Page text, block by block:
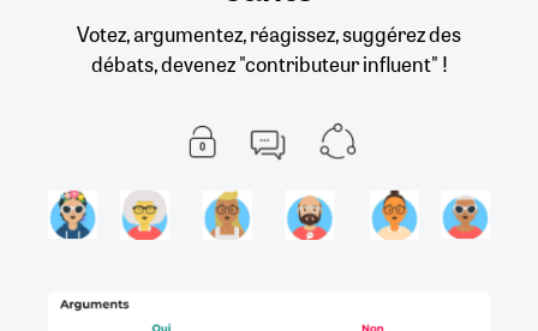
Votez, argumentez, réagissez, suggérez des
débats, devenez "contributeur influent" !